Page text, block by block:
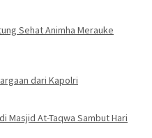
Sehat Animha Merauke
dari Kapolri
Masjid At-Taqwa Sambut Hari